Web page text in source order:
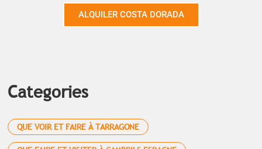
ALQUILER COSTA DORADA
Categories
QUE VOIR ET FAIRE À TARRAGONE